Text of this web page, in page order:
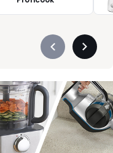
Précédent
à
gauche
à
droite